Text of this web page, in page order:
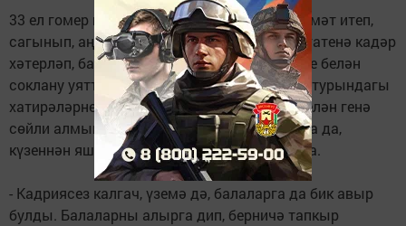
33 ел гомер иткән хатынын бик яратып, хөрмәт итеп,
сагынып, аңа бәйле вакыйгаларны көне-сәгатенә кадәр
хәтерләп, барысын да төгәл әйтеп бәян итүе белән
соклану уятты Мәгъфүр абый миндә. Аның турындагы
хатирәләрне барлаганда да тыныч күңел белән генә
сөйли алмый ул. Күңелдәге яралары кузгала да,
күзеннән яшь тамчылары булып бәреп чыга.
- Кадриясез калгач, үземә дә, балаларга да бик авыр
булды. Балаларны алырга дип, берничә тапкыр